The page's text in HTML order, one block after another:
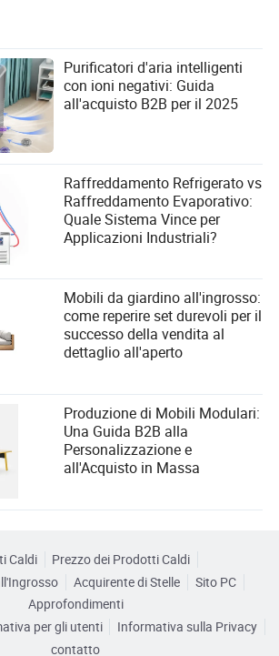
Purificatori d'aria intelligenti
con ioni negativi: Guida
all'acquisto B2B per il 2025
Raffreddamento Refrigerato vs
Raffreddamento Evaporativo:
Quale Sistema Vince per
Applicazioni Industriali?
Mobili da giardino all'ingrosso:
come reperire set durevoli per il
successo della vendita al
dettaglio all'aperto
Produzione di Mobili Modulari:
Una Guida B2B alla
Personalizzazione e
all'Acquisto in Massa
Caldi
Prezzo dei Prodotti Caldi
Acquirente di Stelle
Sito PC
Approfondimenti
per gli utenti
Informativa sulla Privacy
contatto